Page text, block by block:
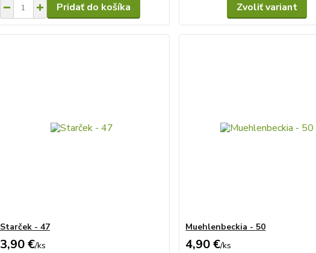
Pridať do košíka Zvoliť variant
Starček - 47
3,90 €/ks
Muehlenbeckia - 50
4,90 €/ks